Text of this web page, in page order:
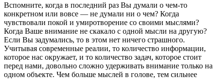
Вспомните, когда в последний раз Вы думали о чем-то
конкретном или вовсе — не думали ни о чем? Когда
чувствовали покой и умиротворение со своими мыслями?
Когда Ваше внимание не скакало с одной мысли на другую?
Если Вы задумались, то в этом нет ничего страшного.
Учитывая современные реалии, то количество информации,
которое нас окружает, и то количество задач, которое стоит
перед нами, довольно сложно удерживать внимание только на
одном объекте. Чем больше мыслей в голове, тем сильнее